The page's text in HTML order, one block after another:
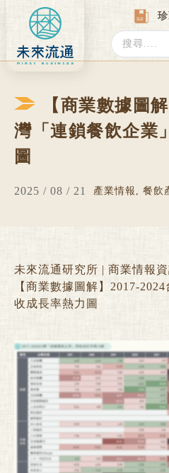
content
Search
...
【商業數據圖
灣「連鎖餐飲企業
圖
2025 / 08 / 21 產業情報 , 餐飲
未來流通研究所 | 商業情報
【商業數據圖解】2017-
收成長率熱力圖